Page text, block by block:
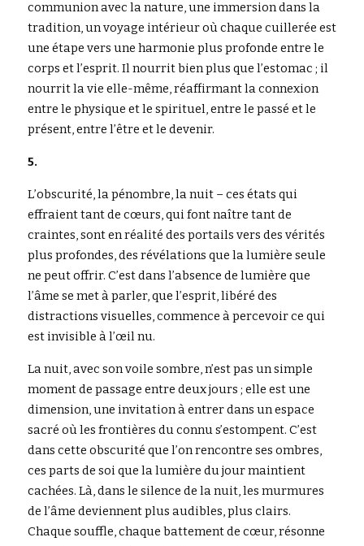
communion avec la nature, une immersion dans la
tradition, un voyage intérieur où chaque cuillerée est
une étape vers une harmonie plus profonde entre le
corps et l’esprit. Il nourrit bien plus que l’estomac ; il
nourrit la vie elle-même, réaffirmant la connexion
entre le physique et le spirituel, entre le passé et le
présent, entre l’être et le devenir.
5.
L’obscurité, la pénombre, la nuit – ces états qui
effraient tant de cœurs, qui font naître tant de
craintes, sont en réalité des portails vers des vérités
plus profondes, des révélations que la lumière seule
ne peut offrir. C’est dans l’absence de lumière que
l’âme se met à parler, que l’esprit, libéré des
distractions visuelles, commence à percevoir ce qui
est invisible à l’œil nu.
La nuit, avec son voile sombre, n’est pas un simple
moment de passage entre deux jours ; elle est une
dimension, une invitation à entrer dans un espace
sacré où les frontières du connu s’estompent. C’est
dans cette obscurité que l’on rencontre ses ombres,
ces parts de soi que la lumière du jour maintient
cachées. Là, dans le silence de la nuit, les murmures
de l’âme deviennent plus audibles, plus clairs.
Chaque souffle, chaque battement de cœur, résonne